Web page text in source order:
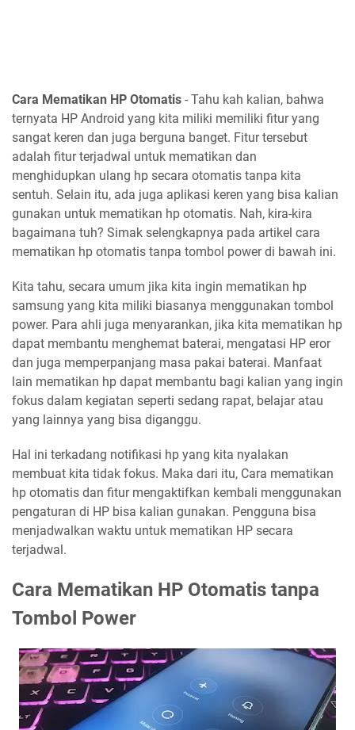
Cara Mematikan HP Otomatis - Tahu kah kalian, bahwa
ternyata HP Android yang kita miliki memiliki fitur yang
sangat keren dan juga berguna banget. Fitur tersebut
adalah fitur terjadwal untuk mematikan dan
menghidupkan ulang hp secara otomatis tanpa kita
sentuh. Selain itu, ada juga aplikasi keren yang bisa kalian
gunakan untuk mematikan hp otomatis. Nah, kira-kira
bagaimana tuh? Simak selengkapnya pada artikel cara
mematikan hp otomatis tanpa tombol power di bawah ini.
Kita tahu, secara umum jika kita ingin mematikan hp
samsung yang kita miliki biasanya menggunakan tombol
power. Para ahli juga menyarankan, jika kita mematikan hp
dapat membantu menghemat baterai, mengatasi HP eror
dan juga memperpanjang masa pakai baterai. Manfaat
lain mematikan hp dapat membantu bagi kalian yang ingin
fokus dalam kegiatan seperti sedang rapat, belajar atau
yang lainnya yang bisa diganggu.
Hal ini terkadang notifikasi hp yang kita nyalakan
membuat kita tidak fokus. Maka dari itu, Cara mematikan
hp otomatis dan fitur mengaktifkan kembali menggunakan
pengaturan di HP bisa kalian gunakan. Pengguna bisa
menjadwalkan waktu untuk mematikan HP secara
terjadwal.
Cara Mematikan HP Otomatis tanpa
Tombol Power